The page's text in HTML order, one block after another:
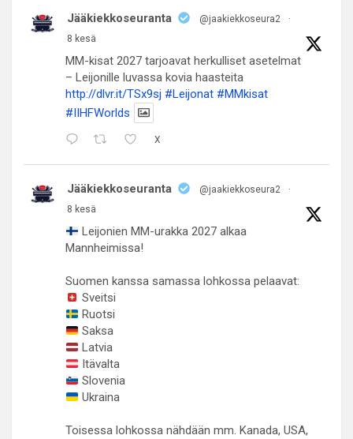
Jääkiekkoseuranta @jaakiekkoseura2
·
8 kesä
MM-kisat 2027 tarjoavat herkulliset asetelmat
– Leijonille luvassa kovia haasteita
http://dlvr.it/TSx9sj #Leijonat #MMkisat
#IIHFWorlds
X
Jääkiekkoseuranta @jaakiekkoseura2
·
8 kesä
Leijonien MM-urakka 2027 alkaa
Mannheimissa!
Suomen kanssa samassa lohkossa pelaavat:
Sveitsi
Ruotsi
Saksa
Latvia
Itävalta
Slovenia
Ukraina
Toisessa lohkossa nähdään mm. Kanada, USA,